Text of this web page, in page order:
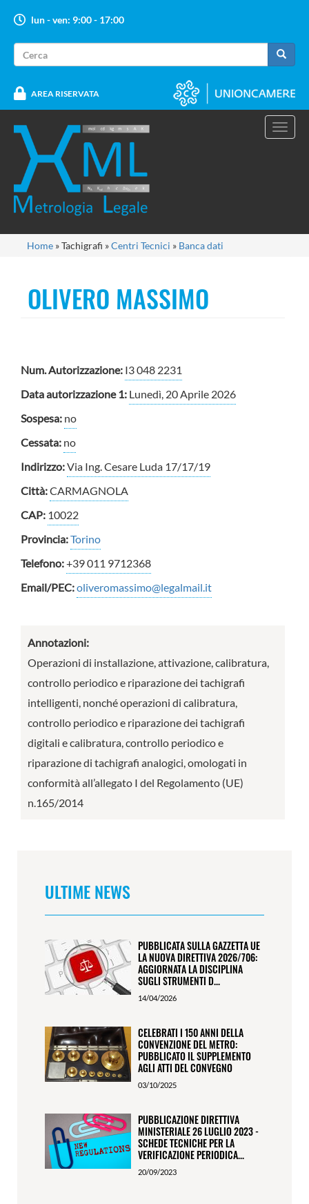
principale
lun - ven: 9:00 - 17:00
Form
di
ricerca
AREA RISERVATA
Tu
qui
Home »Tachigrafi »Centri Tecnici » Banca dati
OLIVERO MASSIMO
Num. Autorizzazione: I3 048 2231
Data autorizzazione 1: Lunedì, 20 Aprile 2026
Sospesa: no
Cessata: no
Indirizzo:Via Ing. Cesare Luda 17/17/19
Città:CARMAGNOLA
CAP: 10022
Provincia:Torino
Telefono:+39 011 9712368
Email/PEC:oliveromassimo@legalmail.it
Annotazioni:
Operazioni di installazione, attivazione, calibratura,
controllo periodico e riparazione dei tachigrafi
intelligenti, nonché operazioni di calibratura,
controllo periodico e riparazione dei tachigrafi
digitali e calibratura, controllo periodico e
riparazione di tachigrafi analogici, omologati in
conformità all’allegato I del Regolamento (UE)
n.165/2014
ULTIME NEWS
PUBBLICATA SULLA GAZZETTA UE
LA NUOVA DIRETTIVA 2026/706:
AGGIORNATA LA DISCIPLINA
SUGLI STRUMENTI D...
14/04/2026
CELEBRATI I 150 ANNI DELLA
CONVENZIONE DEL METRO:
PUBBLICATO IL SUPPLEMENTO
AGLI ATTI DEL CONVEGNO
03/10/2025
PUBBLICAZIONE DIRETTIVA
MINISTERIALE 26 LUGLIO 2023 -
SCHEDE TECNICHE PER LA
VERIFICAZIONE PERIODICA...
20/09/2023